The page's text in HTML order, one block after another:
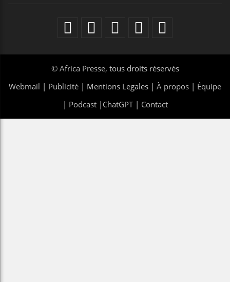
© Africa Presse, tous droits réservés
Webmail | Publicité | Mentions Legales | À propos | Équipe
| Podcast| ChatGPT| Contact